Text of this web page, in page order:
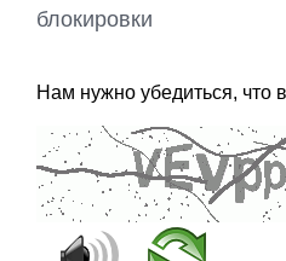
блокировки
Нам нужно убедиться, что